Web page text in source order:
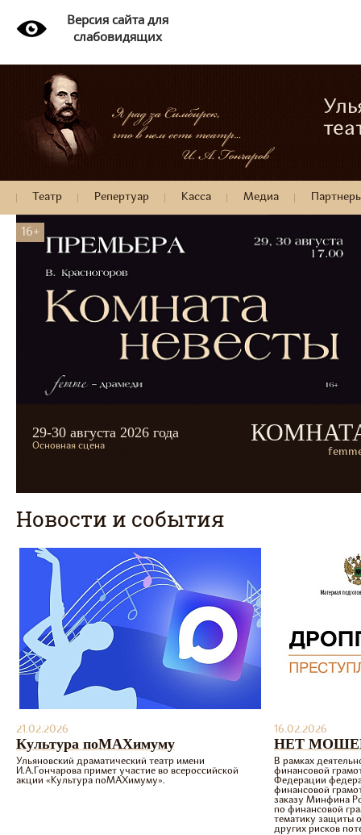
Версия сайта для
слабовидящих
Театр Репертуар Касса Медиа
16+
29-30 августа 2026 года
Основная сцена
Новости и события
21.02.2026
Культура поМАХимуму
Ульяновский драматический театр имени
И.А.Гончарова примет участие во всероссийской
акции «Культура поMAХимуму».
16.02.2026
НЕТ
В рамках
финансовой
Федерации
финансовой
заказу Минфина
по финансовой
тематику защиты
других рисков